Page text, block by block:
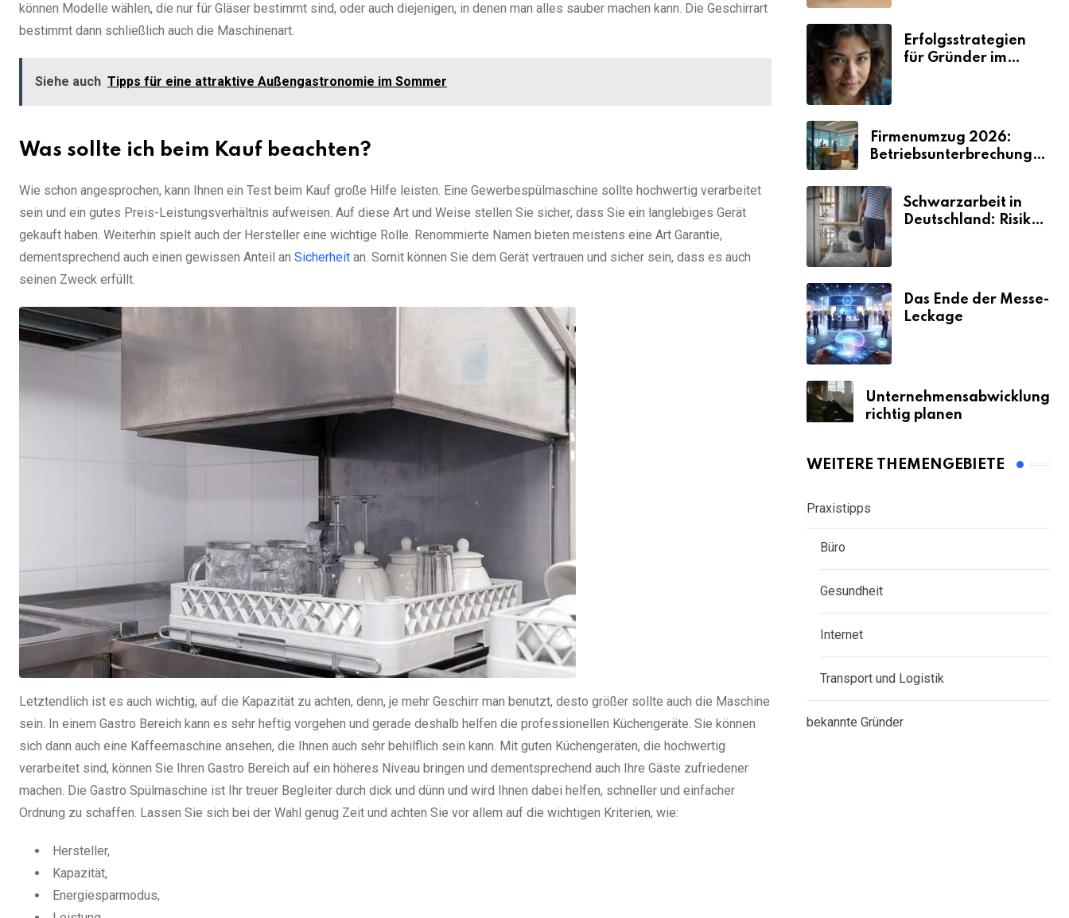
können Modelle wählen, die nur für Gläser bestimmt sind, oder auch diejenigen, in denen man alles sauber machen kann. Die Geschirrart
bestimmt dann schließlich auch die Maschinenart.
Siehe auch Tipps für eine attraktive Außengastronomie im Sommer
Was sollte ich beim Kauf beachten?
Wie schon angesprochen, kann Ihnen ein Test beim Kauf große Hilfe leisten. Eine Gewerbespülmaschine sollte hochwertig verarbeitet
sein und ein gutes Preis-Leistungsverhältnis aufweisen. Auf diese Art und Weise stellen Sie sicher, dass Sie ein langlebiges Gerät
gekauft haben. Weiterhin spielt auch der Hersteller eine wichtige Rolle. Renommierte Namen bieten meistens eine Art Garantie,
dementsprechend auch einen gewissen Anteil an Sicherheit an. Somit können Sie dem Gerät vertrauen und sicher sein, dass es auch
seinen Zweck erfüllt.
Letztendlich ist es auch wichtig, auf die Kapazität zu achten, denn, je mehr Geschirr man benutzt, desto größer sollte auch die Maschine
sein. In einem Gastro Bereich kann es sehr heftig vorgehen und gerade deshalb helfen die professionellen Küchengeräte. Sie können
sich dann auch eine Kaffeemaschine ansehen, die Ihnen auch sehr behilflich sein kann. Mit guten Küchengeräten, die hochwertig
verarbeitet sind, können Sie Ihren Gastro Bereich auf ein höheres Niveau bringen und dementsprechend auch Ihre Gäste zufriedener
machen. Die Gastro Spülmaschine ist Ihr treuer Begleiter durch dick und dünn und wird Ihnen dabei helfen, schneller und einfacher
Ordnung zu schaffen. Lassen Sie sich bei der Wahl genug Zeit und achten Sie vor allem auf die wichtigen Kriterien, wie:
Hersteller,
Kapazität,
Energiesparmodus,
Erfolgsstrategien
für Gründer im
Firmenumzug 2026:
Betriebsunterbrechungen
Schwarzarbeit in
Deutschland: Risiken
Das Ende der Messe-
Leckage
Unternehmensabwicklung
richtig planen
WEITERE THEMENGEBIETE
Praxistipps
Büro
Gesundheit
Internet
Transport und Logistik
bekannte Gründer